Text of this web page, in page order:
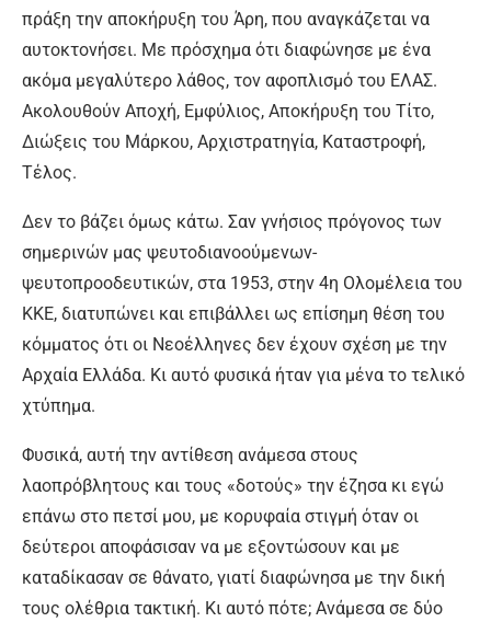
πράξη την αποκήρυξη του Άρη, που αναγκάζεται να
αυτοκτονήσει. Με πρόσχημα ότι διαφώνησε με ένα
ακόμα μεγαλύτερο λάθος, τον αφοπλισμό του ΕΛΑΣ.
Ακολουθούν Αποχή, Εμφύλιος, Αποκήρυξη του Τίτο,
Διώξεις του Μάρκου, Αρχιστρατηγία, Καταστροφή,
Τέλος.
Δεν το βάζει όμως κάτω. Σαν γνήσιος πρόγονος των
σημερινών μας ψευτοδιανοούμενων-
ψευτοπροοδευτικών, στα 1953, στην 4η Ολομέλεια του
ΚΚΕ, διατυπώνει και επιβάλλει ως επίσημη θέση του
κόμματος ότι οι Νεοέλληνες δεν έχουν σχέση με την
Αρχαία Ελλάδα. Κι αυτό φυσικά ήταν για μένα το τελικό
χτύπημα.
Φυσικά, αυτή την αντίθεση ανάμεσα στους
λαοπρόβλητους και τους «δοτούς» την έζησα κι εγώ
επάνω στο πετσί μου, με κορυφαία στιγμή όταν οι
δεύτεροι αποφάσισαν να με εξοντώσουν και με
καταδίκασαν σε θάνατο, γιατί διαφώνησα με την δική
τους ολέθρια τακτική. Κι αυτό πότε; Ανάμεσα σε δύο